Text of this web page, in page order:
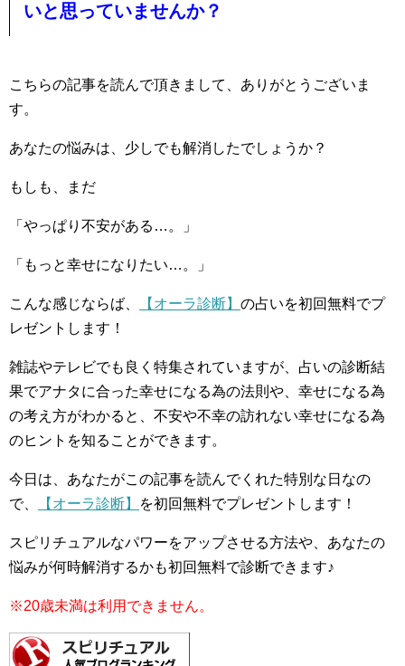
いと思っていませんか？
こちらの記事を読んで頂きまして、ありがとうございま
す。
あなたの悩みは、少しでも解消したでしょうか？
もしも、まだ
「やっぱり不安がある…。」
「もっと幸せになりたい…。」
こんな感じならば、 【オーラ診断】 の占いを初回無料でプ
レゼントします！
雑誌やテレビでも良く特集されていますが、占いの診断結
果でアナタに合った幸せになる為の法則や、幸せになる為
の考え方がわかると、不安や不幸の訪れない幸せになる為
のヒントを知ることができます。
今日は、あなたがこの記事を読んでくれた特別な日なの
で、
【オーラ診断】 を初回無料でプレゼントします！
スピリチュアルなパワーをアップさせる方法や、あなたの
悩みが何時解消するかも初回無料で診断できます♪
※20歳未満は利用できません。